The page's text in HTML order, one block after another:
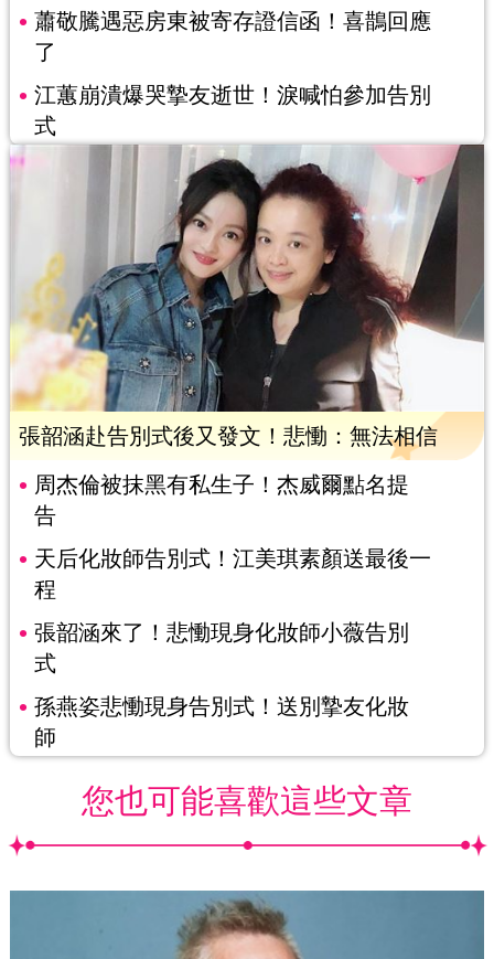
蕭敬騰遇惡房東被寄存證信函！喜鵲回應
了
江蕙崩潰爆哭摯友逝世！淚喊怕參加告別
式
張韶涵赴告別式後又發文！悲慟：無法相信
周杰倫被抹黑有私生子！杰威爾點名提
告
天后化妝師告別式！江美琪素顏送最後一
程
張韶涵來了！悲慟現身化妝師小薇告別
式
孫燕姿悲慟現身告別式！送別摯友化妝
師
您也可能喜歡這些文章